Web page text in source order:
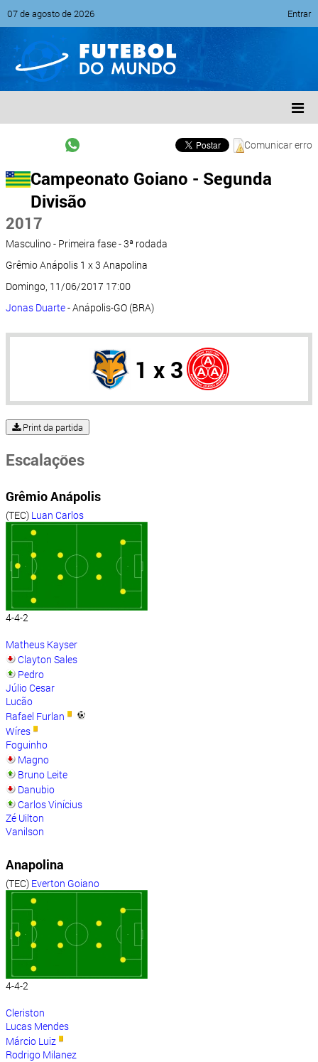
07 de agosto de 2026 Entrar
Comunicar erro
Campeonato Goiano - Segunda
Divisão
2017
Masculino - Primeira fase - 3ª rodada
Grêmio Anápolis 1 x 3 Anapolina
Domingo, 11/06/2017 17:00
Jonas Duarte- Anápolis-GO (BRA)
1 x 3
Print da partida
Escalações
Grêmio Anápolis
(TEC) Luan Carlos
4-4-2
Matheus Kayser
Clayton Sales
Pedro
Júlio Cesar
Lucão
Rafael Furlan
Wíres
Foguinho
Magno
Bruno Leite
Danubio
Carlos Vinícius
Zé Uilton
Vanilson
Anapolina
(TEC) Everton Goiano
4-4-2
Cleriston
Lucas Mendes
Márcio Luiz
Rodrigo Milanez